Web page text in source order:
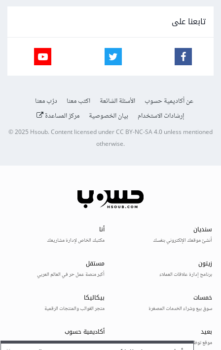
تابعنا على
عن أكاديمية حسوب الأسئلة الشائعة اكتب معنا
درّب معنا
إرشادات الاستخدام
بيان الخصوصية مركز المساعدة
© 2025Hsoub.Content licensed underCC BY-NC-SA 4.0unless mentioned
otherwise.